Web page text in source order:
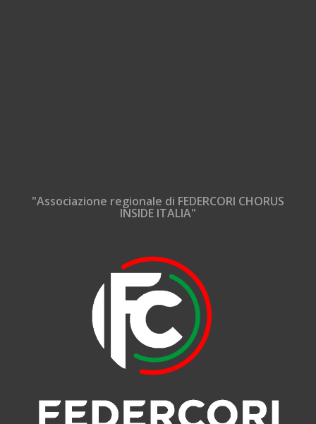
"Associazione regionale di FEDERCORI CHORUS
INSIDE ITALIA"